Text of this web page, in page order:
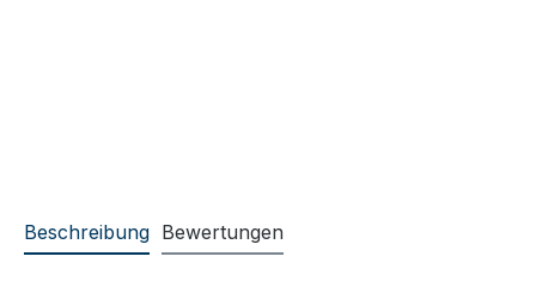
Beschreibung Bewertungen